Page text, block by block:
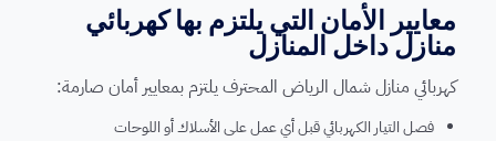
معايير الأمان التي يلتزم بها كهربائي
منازل داخل المنازل
كهربائي منازل شمال الرياض المحترف يلتزم بمعايير أمان صارمة:
فصل التيار الكهربائي قبل أي عمل على الأسلاك أو اللوحات